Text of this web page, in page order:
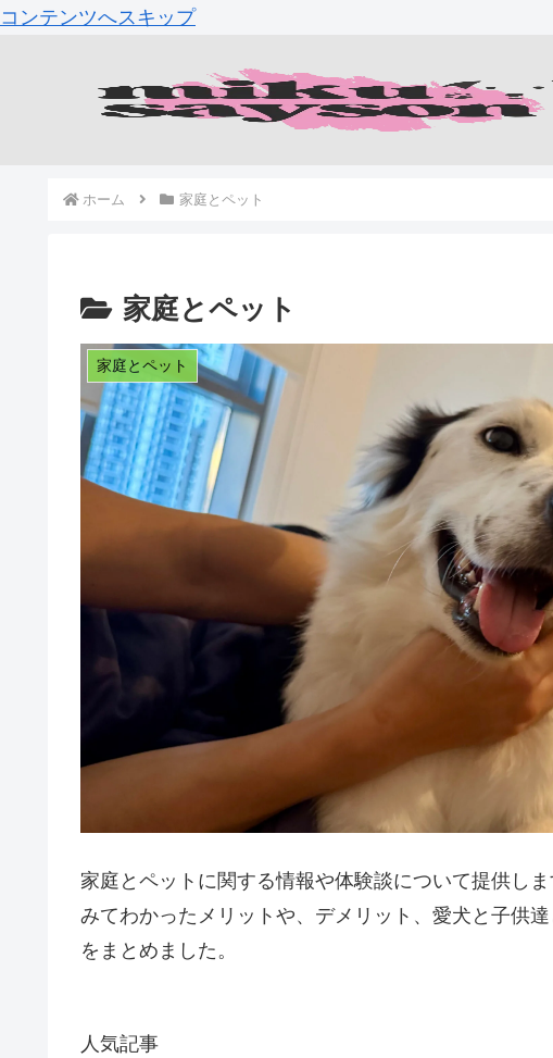
コンテンツへスキップ
ホーム 家庭とペット
家庭とペット
家庭とペット
家庭とペットに関する情報や体験談について提供し
みてわかったメリットや、デメリット、愛犬と子供
をまとめました。
人気記事